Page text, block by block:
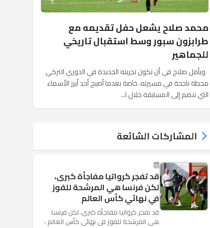
محمد صلاح يشعل حفل تقديمه مع
طرابزون سبور وسط استقبال تاريخي
للجماهير
ويأمل صلاح في أن تكون تجربته الجديدة في الدوري التركي
محطة ناجحة في مسيرته، خاصة بعدما أصبح أحد أبرز الأسماء
التي تنضم إلى المسابقة خلال ا...
المشاركات الشائعة
قد تفجر كرواتيا مفاجأة كبرى،
لكن فرنسا هي المرشحة للفوز
في نهائي كأس العالم
قد تفجر كرواتيا مفاجأة كبرى، لكن فرنسا
هي المرشحة للفوز في نهائي كأس العالم ،